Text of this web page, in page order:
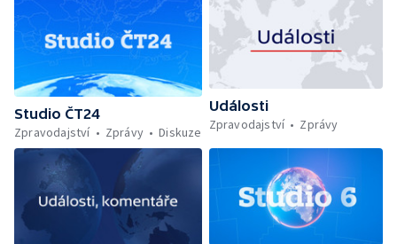
Studio ČT24
Zpravodajství
Zprávy Diskuze
Události
Zpravodajství
Zprávy